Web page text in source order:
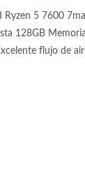
Ryzen 5 7600
128GB
flujo de